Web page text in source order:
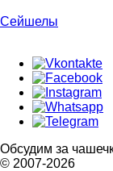
Сейшелы
Обсудим за
© 2007-2026